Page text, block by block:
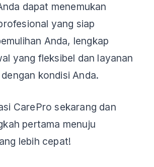
dapat menemukan
yang siap
Anda, lengkap
yang fleksibel dan layanan
kondisi Anda.
CarePro sekarang dan
pertama menuju
lebih cepat!